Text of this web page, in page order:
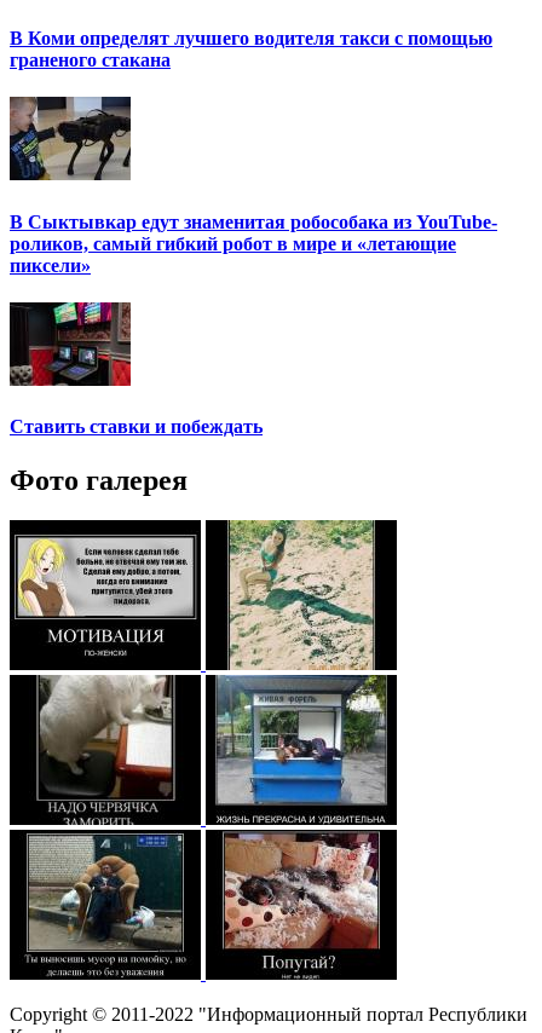
В Коми определят лучшего водителя такси с помощью
граненого стакана
В Сыктывкар едут знаменитая робособака из YouTube-
роликов, самый гибкий робот в мире и «летающие
пиксели»
Ставить ставки и побеждать
Фото галерея
Copyright © 2011-2022 "Информационный портал Республики